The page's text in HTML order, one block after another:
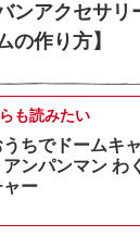
ンアクセサリ
の作り方】
も読みたい
うちでドームキ
アンパンマン わ
ャー